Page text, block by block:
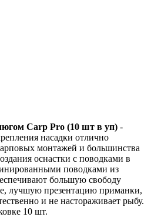
Carp Pro (10 шт в уп) -
насадки отлично
монтажей и большинства
оснастки с поводками в
поводками из
большую свободу
лучшую презентацию приманки,
и не настораживает рыбу.
10 шт.